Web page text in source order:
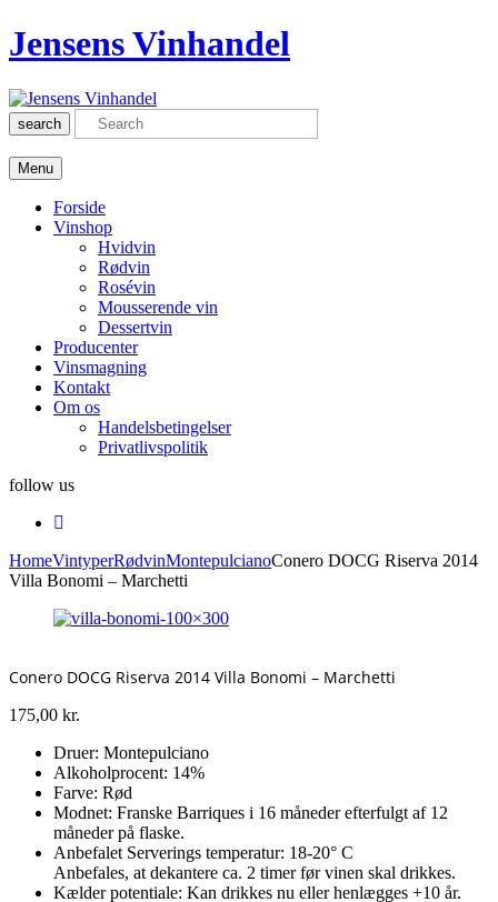
Jensens Vinhandel
search
Menu
Forside
Vinshop
Hvidvin
Rødvin
Rosévin
Mousserende vin
Dessertvin
Producenter
Vinsmagning
Kontakt
Om os
Handelsbetingelser
Privatlivspolitik
follow us
HomeVintyperRødvinMontepulcianoConero DOCG Riserva 2014
Villa Bonomi – Marchetti
Conero DOCG Riserva 2014 Villa Bonomi – Marchetti
175,00 kr.
Druer: Montepulciano
Alkoholprocent: 14%
Farve: Rød
Modnet: Franske Barriques i 16 måneder efterfulgt af 12
måneder på flaske.
Anbefalet Serverings temperatur: 18-20° C
Anbefales, at dekantere ca. 2 timer før vinen skal drikkes.
Kælder potentiale: Kan drikkes nu eller henlægges +10 år.